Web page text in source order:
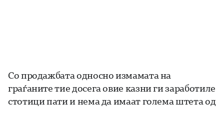
Со продажбата односно измамата на
граѓаните тие досега овие казни ги заработиле
стотици пати и нема да имаат голема штета од